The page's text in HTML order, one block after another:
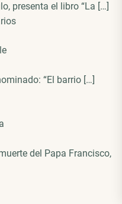
presenta el libro “La […]
“El barrio […]
del Papa Francisco,